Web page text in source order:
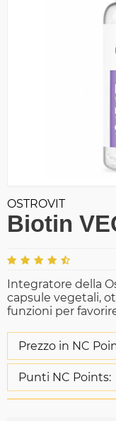
OSTROVIT
Biotin
Integratore della
capsule vegetali,
funzioni per
Prezzo in NC
Punti NC Points: